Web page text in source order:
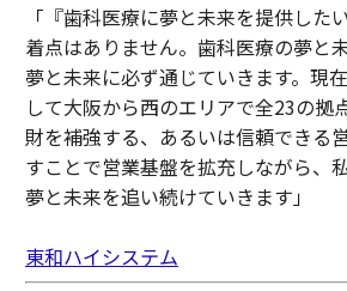
「『歯科医療に夢と未来を提供した
着点はありません。歯科医療の夢と
夢と未来に必ず通じていきます。現
して大阪から西のエリアで全23の拠
財を補強する、あるいは信頼できる
すことで営業基盤を拡充しながら、
夢と未来を追い続けていきます」
東和ハイシステム